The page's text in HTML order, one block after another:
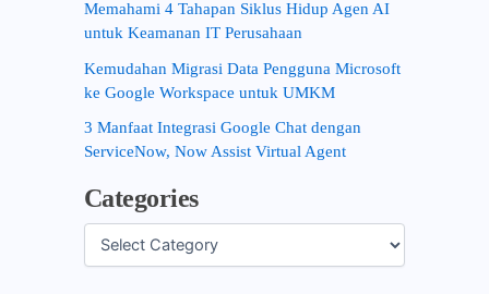
Memahami 4 Tahapan Siklus Hidup Agen AI
untuk Keamanan IT Perusahaan
Kemudahan Migrasi Data Pengguna Microsoft
ke Google Workspace untuk UMKM
3 Manfaat Integrasi Google Chat dengan
ServiceNow, Now Assist Virtual Agent
Categories